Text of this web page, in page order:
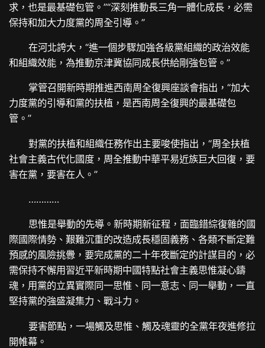
求，也是最基礎包管。”“深刻推動長三角一體化成長，必需
保持和加大力度黨的周全引導。”
在河北誇大，“進一個步驟加強各級黨組織的政治效能
和組織效能，為推動京津冀協同成長供給剛強包管。”
掌管召開新時期推進西南周全復興座談會指出，“加大
力度黨的引導和黨的扶植，是西南周全復興的最基礎包
管。”
對黨的扶植和組織任務作出主要唆使指出，“周全扶植
社會主義古代化國度，周全推動中華平易近族巨大回復，要
害在黨，要害在人。”
…………
思惟是舉動的先導。新時期新征程，面臨錯綜復雜的國
際國際情勢、艱難沉重的改造成長穩固義務、各類不斷定難
預感的風險挑釁，要完成黨的二十年夜斷定的計謀目的，必
需保持不懈用習近平新時期中國特點社會主義思惟凝心鑄
魂，用黨的立異實際同一思惟、同一意志、同一舉動，一直
堅持黨的強盛凝集力、戰斗力。
要害節點，一場觸及思惟、觸及魂靈的全黨年夜進修拉
開帷幕。